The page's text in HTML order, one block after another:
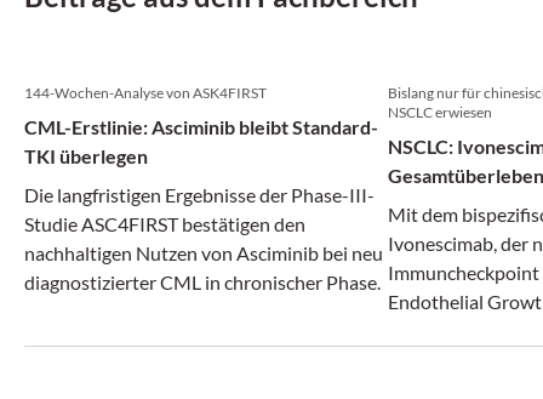
144-Wochen-Analyse von ASK4FIRST
CML-Erstlinie: Asciminib bleibt Standard-
TKI überlegen
Die langfristigen Ergebnisse der Phase-III-
Studie ASC4FIRST bestätigen den
nachhaltigen Nutzen von Asciminib bei neu
diagnostizierter CML in chronischer Phase.
Bislang nur für
NSCLC erwiesen
NSCLC:
Gesamtüberleben
Mit dem
Ivonescimab, der
Immuncheckpoint
Endothelial